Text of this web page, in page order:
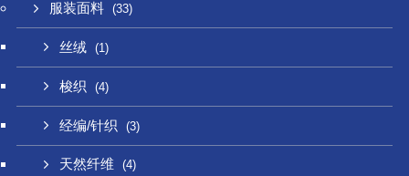
服装面料 (33)
丝绒 (1)
梭织 (4)
经编/针织 (3)
天然纤维 (4)